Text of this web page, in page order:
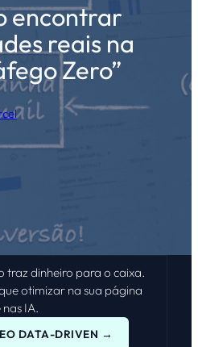
encontrar
reais na
Zero”
traz dinheiro para o caixa.
otimizar na sua página
IA.
DATA-DRIVEN →